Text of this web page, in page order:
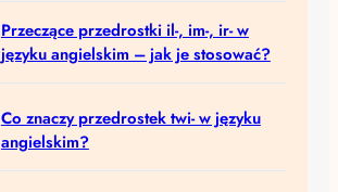
Przeczące przedrostki il-, im-, ir- w
języku angielskim – jak je stosować?
Co znaczy przedrostek twi- w języku
angielskim?